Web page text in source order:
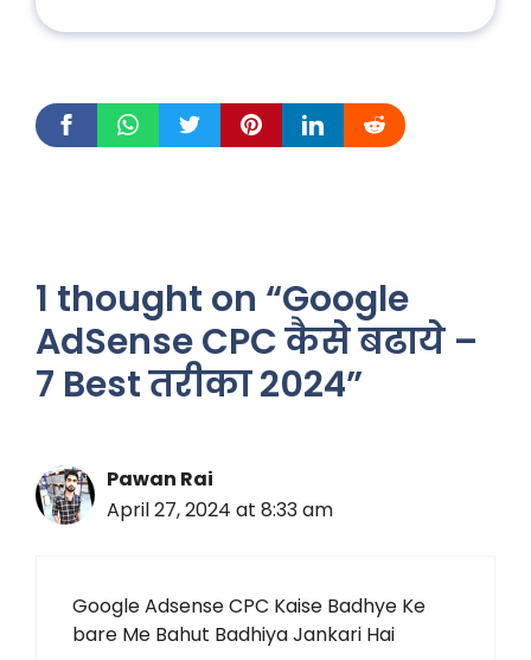
1 thought on “Google
AdSense CPC कैसे बढाये –
7 Best तरीका 2024”
Pawan Rai
April 27, 2024 at 8:33 am
Google Adsense CPC Kaise Badhye Ke
bare Me Bahut Badhiya Jankari Hai